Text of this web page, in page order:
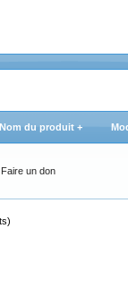
Nom du produit +
Faire un don